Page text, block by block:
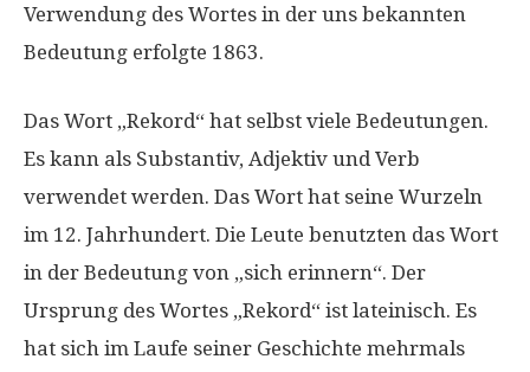
Verwendung des Wortes in der uns bekannten
Bedeutung erfolgte 1863.
Das Wort „Rekord“ hat selbst viele Bedeutungen.
Es kann als Substantiv, Adjektiv und Verb
verwendet werden. Das Wort hat seine Wurzeln
im 12. Jahrhundert. Die Leute benutzten das Wort
in der Bedeutung von „sich erinnern“. Der
Ursprung des Wortes „Rekord“ ist lateinisch. Es
hat sich im Laufe seiner Geschichte mehrmals